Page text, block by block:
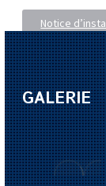
Notice
GALERIE